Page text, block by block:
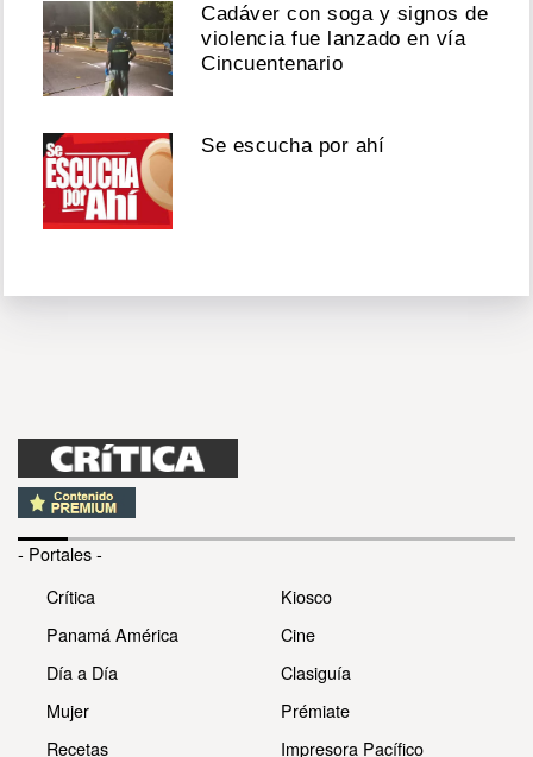
Cadáver con soga y signos de
violencia fue lanzado en vía
Cincuentenario
Se escucha por ahí
- Portales -
Crítica
Panamá América
Día a Día
Mujer
Recetas
Kiosco
Cine
Clasiguía
Prémiate
Impresora Pacífico